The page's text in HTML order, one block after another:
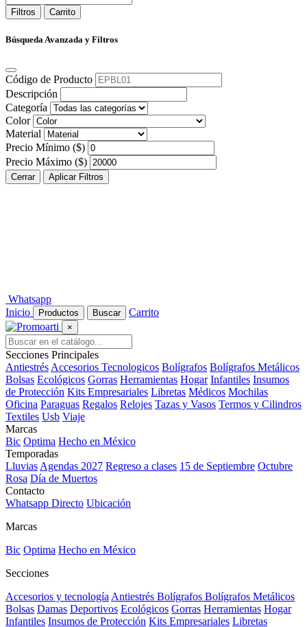
Filtros Carrito
Búsqueda Avanzada y Filtros
Código de Producto
Descripción
Categoría
Color
Material
Precio Mínimo ($)
Precio Máximo ($)
Cerrar Aplicar Filtros
Whatsapp
Inicio
Productos Buscar Carrito
×
Secciones Principales
Antiestrés Accesorios Tecnologicos Bolígrafos Bolígrafos Metálicos
Bolsas Ecológicos Gorras Herramientas Hogar Infantiles Insumos
de Protección Kits Empresariales Libretas Médicos Mochilas
Oficina Paraguas Regalos Relojes Tazas y Vasos Termos y Cilindros
Textiles Usb Viaje
Marcas
Bic Optima Hecho en México
Temporadas
Lluvias Agendas 2027 Regreso a clases 15 de Septiembre Octubre
Rosa Día de Muertos
Contacto
Whatsapp Directo Ubicación
Marcas
Bic Optima Hecho en México
Secciones
Accesorios y tecnología Antiestrés Bolígrafos Bolígrafos Metálicos
Bolsas Damas Deportivos Ecológicos Gorras Herramientas Hogar
Infantiles Insumos de Protección Kits Empresariales Libretas